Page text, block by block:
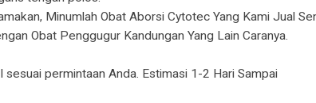
Minumlah Obat Aborsi Cytotec Yang Kami Jual
Obat Penggugur Kandungan Yang Lain Caranya.
permintaan Anda. Estimasi 1-2 Hari Sampai